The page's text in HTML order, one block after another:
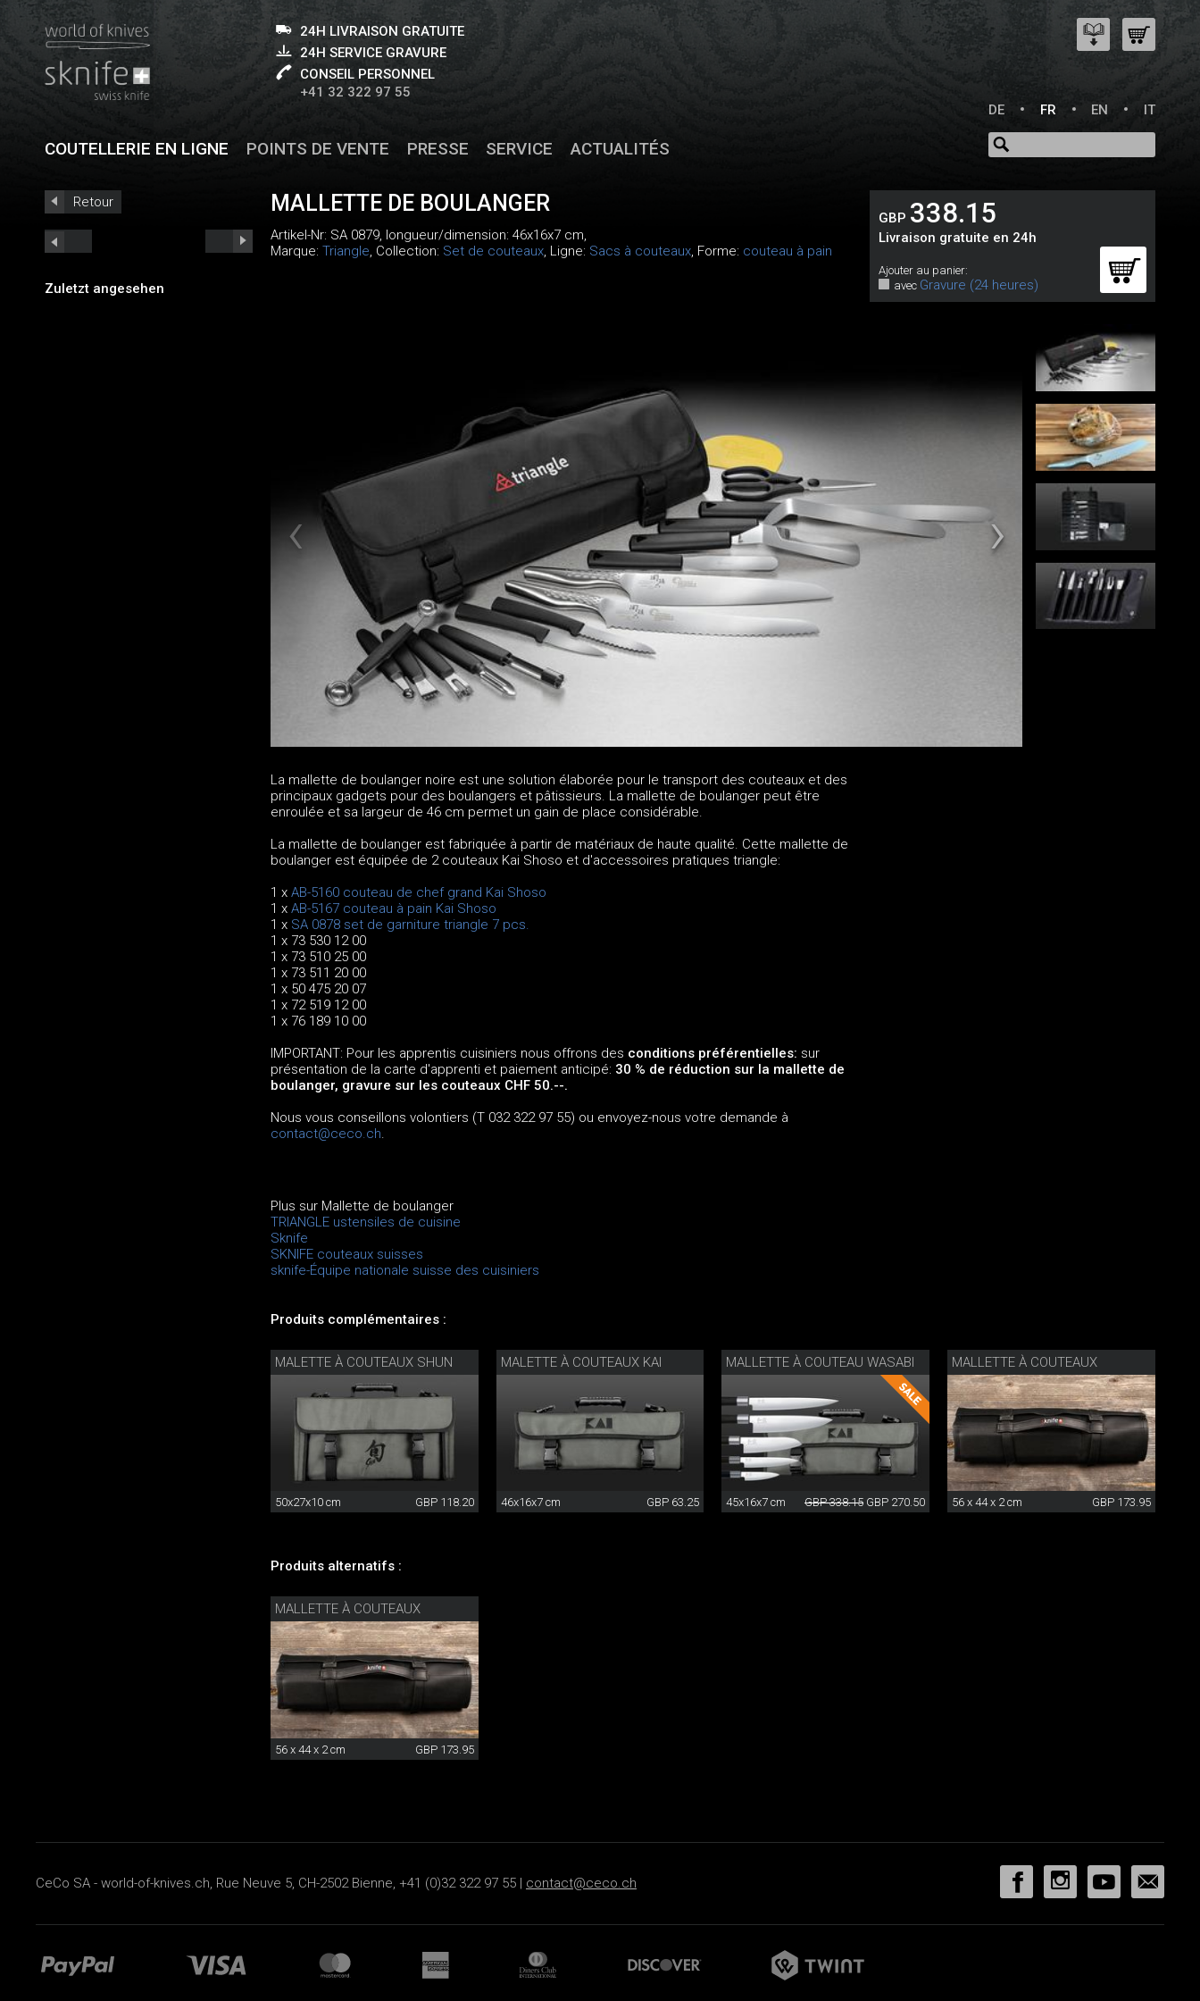
24H LIVRAISON GRATUITE
24H SERVICE GRAVURE
CONSEIL PERSONNEL
+41 32 322 97 55
DE
FR EN IT
COUTELLERIE EN LIGNE POINTS DE VENTE PRESSE SERVICE ACTUALITÉS
Retour
Zuletzt angesehen
MALLETTE DE BOULANGER
Artikel-Nr: SA 0879, longueur/dimension: 46x16x7 cm,
Marque: Triangle, Collection: Set de couteaux, Ligne: Sacs à couteaux, Forme: couteau à pain
GBP 338.15
Livraison gratuite en 24h
Ajouter au panier:
avec Gravure (24 heures)
La mallette de boulanger noire est une solution élaborée pour le transport des couteaux et des
principaux gadgets pour des boulangers et pâtissieurs. La mallette de boulanger peut être
enroulée et sa largeur de 46 cm permet un gain de place considérable.
La mallette de boulanger est fabriquée à partir de matériaux de haute qualité. Cette mallette de
boulanger est équipée de 2 couteaux Kai Shoso et d'accessoires pratiques triangle:
1 x AB-5160 couteau de chef grand Kai Shoso
1 x AB-5167 couteau à pain Kai Shoso
1 x SA 0878 set de garniture triangle 7 pcs.
1 x 73 530 12 00
1 x 73 510 25 00
1 x 73 511 20 00
1 x 50 475 20 07
1 x 72 519 12 00
1 x 76 189 10 00
IMPORTANT: Pour les apprentis cuisiniers nous offrons des conditions préférentielles: sur
présentation de la carte d'apprenti et paiement anticipé: 30 % de réduction sur la mallette de
boulanger, gravure sur les couteaux CHF 50.--.
Nous vous conseillons volontiers (T 032 322 97 55) ou envoyez-nous votre demande à
contact@ceco.ch.
Plus sur Mallette de boulanger
TRIANGLE ustensiles de cuisine
Sknife
SKNIFE couteaux suisses
sknife-Équipe nationale suisse des cuisiniers
Produits complémentaires :
MALETTE À COUTEAUX SHUN
50x27x10 cm GBP 118.20
MALETTE À COUTEAUX KAI
46x16x7 cm GBP 63.25
MALLETTE À COUTEAU WASABI
45x16x7 cm GBP 338.15 GBP 270.50
MALLETTE À COUTEAUX
56 x 44 x 2 cm GBP 173.95
Produits alternatifs :
MALLETTE À COUTEAUX
56 x 44 x 2 cm GBP 173.95
CeCo SA - world-of-knives.ch, Rue Neuve 5, CH-2502 Bienne, +41 (0)32 322 97 55 | contact@ceco.ch